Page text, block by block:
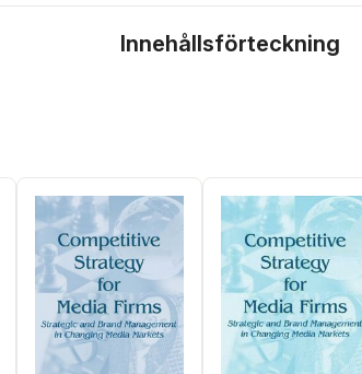
Innehållsförteckning